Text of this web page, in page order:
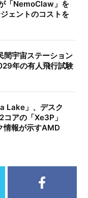
「NemoClaw」を
ェントのコストを
間宇宙ステーション
年の有人飛行試験
Lake」、デスク
コアの「Xe3P」
報が示すAMD